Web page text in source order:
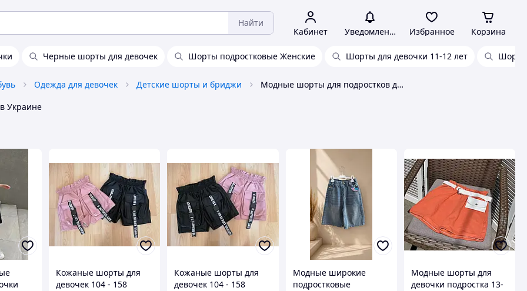
Найти
Кабинет Уведомления Избранное Корзина
Черные шорты для девочек Шорты подростковые Женские Шорты для девочки 11-12 лет Шорты
Одежда для девочек Детские шорты и бриджи Модные шорты для подростков девочек
в Украине
Кожаные шорты для
девочек 104 - 158
Кожаные шорты для
девочек 104 - 158
Модные широкие
подростковые
Модные шорты для
девочки подростка 13-